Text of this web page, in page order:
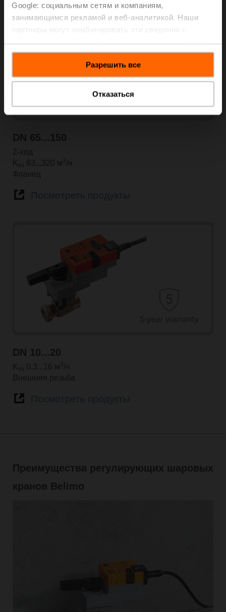
Google: социальным сетям и компаниям,
занимающимся рекламой и веб-аналитикой. Наши
данными, которые они получили при использовании
Разрешить все
Отказаться
2-ход
K
vs 63...320 м 3/ч
Фланец
DN 10...20
K 0.3...16 м 3/ч
Внешняя резьба
Преимущества регулирующих шаровых
кранов Belimo